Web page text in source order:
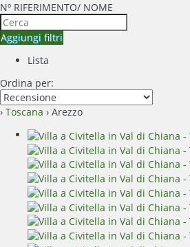
Nº RIFERIMENTO/ NOME
Aggiungi filtri
Lista
Ordina per:
› Toscana › Arezzo